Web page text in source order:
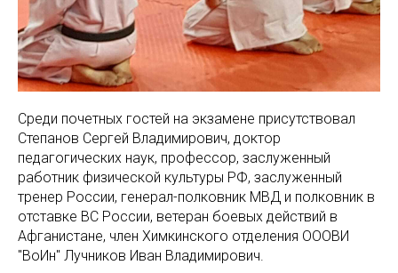
Среди почетных гостей на экзамене присутствовал
Степанов Сергей Владимирович, доктор
педагогических наук, профессор, заслуженный
работник физической культуры РФ, заслуженный
тренер России, генерал-полковник МВД и полковник в
отставке ВС России, ветеран боевых действий в
Афганистане, член Химкинского отделения ОООВИ
"ВоИн" Лучников Иван Владимирович.